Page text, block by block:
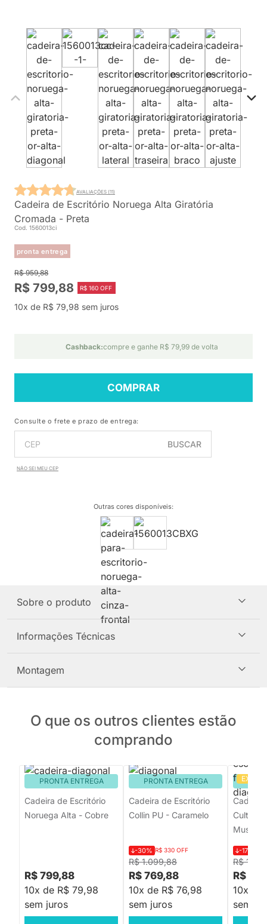
Cadeira de Escritório Noruega Alta Giratória
Cromada - Preta
Cod. 1560013ci
pronta entrega
AVALIAÇÕES (11)
R$ 959,88
R$ 799,88 R$ 160 OFF
10x de R$ 79,98 sem juros
Cashback:compre e ganhe R$ 79,99 de volta
COMPRAR
Consulte o frete e prazo de entrega:
BUSCAR
NÃO SEI MEU CEP
Outras cores disponíveis:
Sobre o produto
Informações Técnicas
Montagem
O que os outros clientes estão
comprando
PRONTA ENTREGA
Cadeira de Escritório
Noruega Alta - Cobre
R$ 799,88
10x de R$ 79,98
sem juros
PRONTA ENTREGA
Cadeira de Escritório
Collin PU - Caramelo
R$ 1.099,88
-30% R$ 330 OFF
R$ 769,88
10x de R$ 76,98
sem juros
Cadeira
Cult –
Musgo
R$
-17%
R$
10x de
sem